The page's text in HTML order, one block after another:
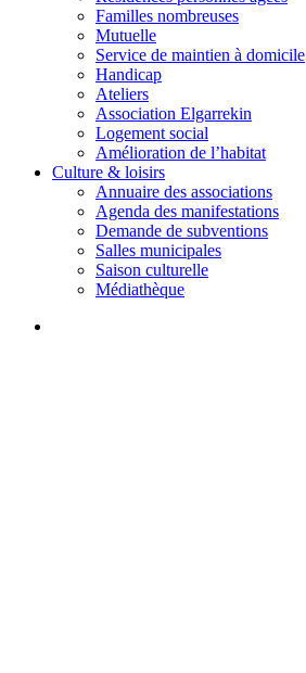
Familles nombreuses
Mutuelle
Service de maintien à domicile
Handicap
Ateliers
Association Elgarrekin
Logement social
Amélioration de l’habitat
Culture & loisirs
Annuaire des associations
Agenda des manifestations
Demande de subventions
Salles municipales
Saison culturelle
Médiathèque